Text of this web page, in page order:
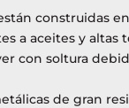
construidas
a aceites y altas
con soltura
de gran